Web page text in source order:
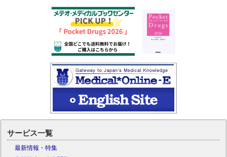
サービス一覧
最新情報・特集